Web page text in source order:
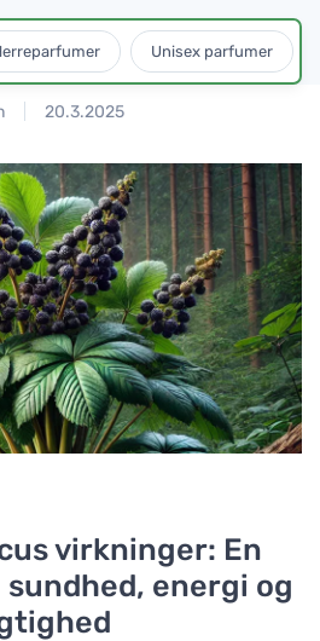
Unisex parfumer
20.3.2025
virkninger: En
energi og